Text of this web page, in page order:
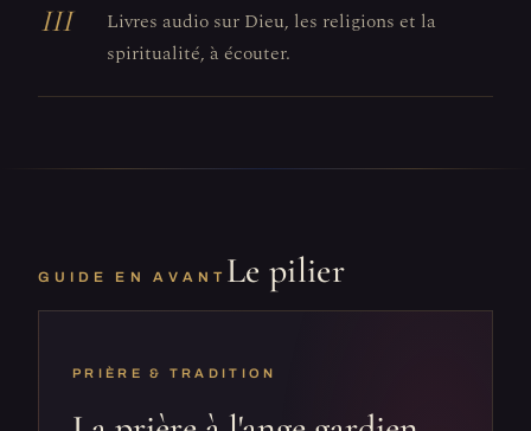
III
Livres audio sur Dieu, les religions et la
spiritualité, à écouter.
GUIDE EN AVANT Le pilier
PRIÈRE & TRADITION